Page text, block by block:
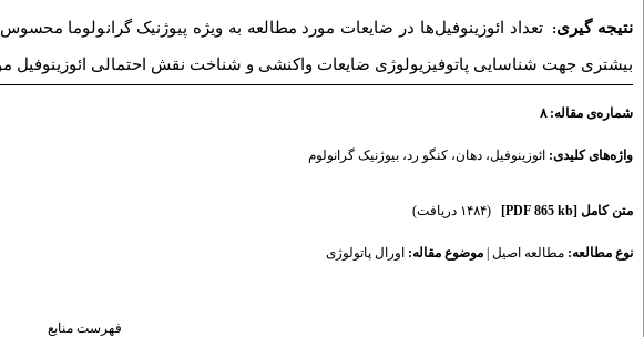
نتیجه گیری: تعداد ائوزینوفیل‌ها در ضایعات مورد مطالعه به ویژه پیوژنیک گرانولوما
بیشتری جهت شناسایی پاتوفیزیولوژی ضایعات واکنشی و شناخت نقش احتمالی ائوزینوفیل
شماره‌ی مقاله: ۸
واژه‌های کلیدی: ائوزینوفیل، دهان، کنگو رد، بیوژنیک گرانولوم
متن کامل [PDF 865 kb] (۱۴۸۴ دریافت)
نوع مطالعه: مطالعه اصیل موضوع مقاله: اورال پاتولوژی
فهرست منابع